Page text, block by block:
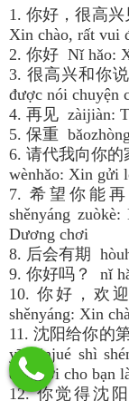
1. 你好，很高兴
Xin chào, rất vui
2. 你好 Nǐ hǎo:
3. 很高兴和你说
được nói chuyện
4. 再见 zàijiàn:
5. 保重
6. 请代我向你的
wènhǎo: Xin gửi
7. 希望你能
shěnyáng
Dương chơi
8. 后会有期
9. 你好吗？ nǐ
10. 你好，欢
shěnyáng: Xin
11. 沈阳给你的
yī gǎnjué shì
đem tới cho bạn
12. 你觉得沈